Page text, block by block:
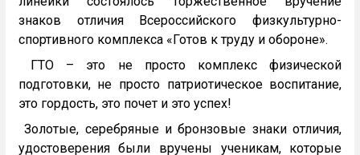
знаков отличия Всероссийского физкультурно-
спортивного комплекса «Готов к труду и обороне».
ГТО – это не просто комплекс физической
подготовки, не просто патриотическое воспитание,
это гордость, это почет и это успех!
Золотые, серебряные и бронзовые знаки отличия,
удостоверения были вручены ученикам, которые